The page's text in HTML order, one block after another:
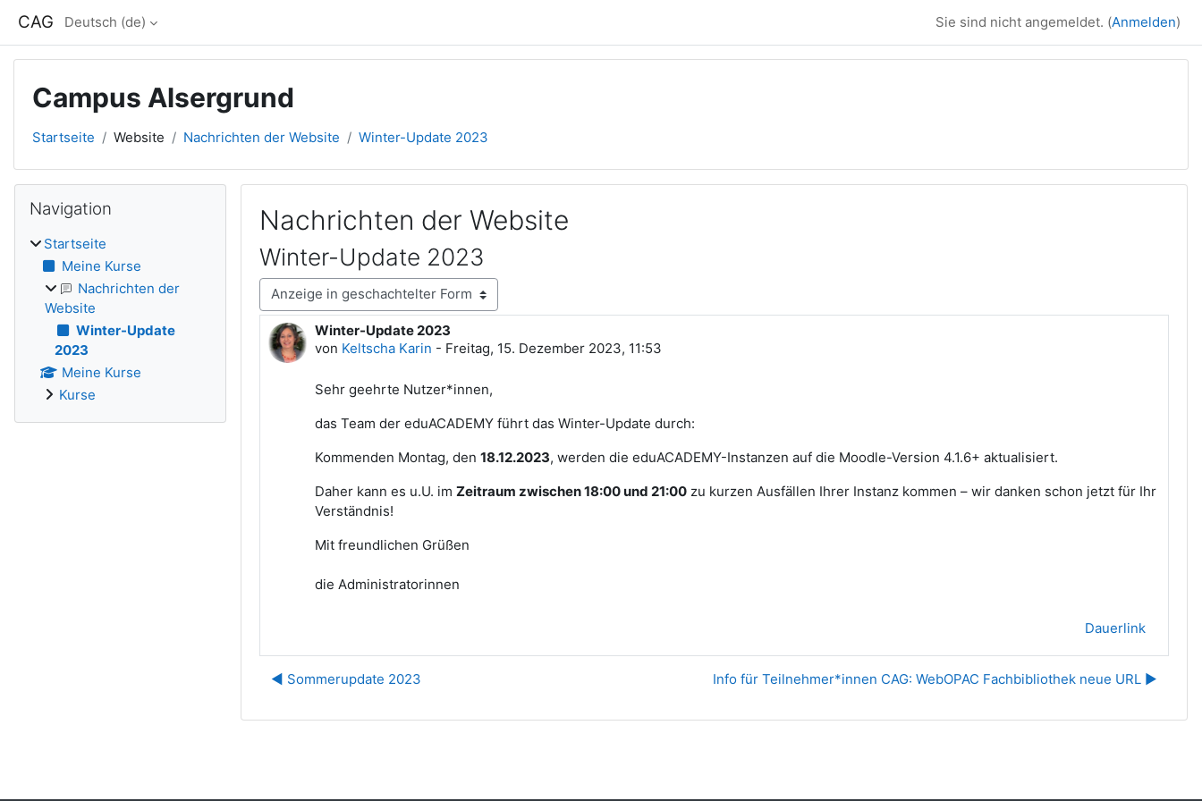
CAG Deutsch ‎(de)‎ Sie sind nicht angemeldet. (Anmelden)
Campus Alsergrund
Startseite Website Nachrichten der Website Winter-Update 2023
Nachrichten der Website
Winter-Update 2023
Anzeigemodus
Winter-Update 2023
von Keltscha Karin - Freitag, 15. Dezember 2023, 11:53
Anzahl Antworten: 0
Sehr geehrte Nutzer*innen,
das Team der eduACADEMY führt das Winter-Update durch:
Kommenden Montag, den 18.12.2023, werden die eduACADEMY-Instanzen auf die Moodle-Version 4.1.6+ aktualisiert.
Daher kann es u.U. im Zeitraum zwischen 18:00 und 21:00zu kurzen Ausfällen Ihrer Instanz kommen – wir danken schon jetzt für Ihr
Verständnis!
Mit freundlichen Grüßen
die Administratorinnen
Dauerlink
◀︎ Sommerupdate 2023 Info für Teilnehmer*innen CAG: WebOPAC Fachbibliothek neue URL ▶︎
Blöcke
Navigation
Startseite
Meine Kurse
Nachrichten der
Website
Winter-Update
2023
Meine Kurse
Kurse